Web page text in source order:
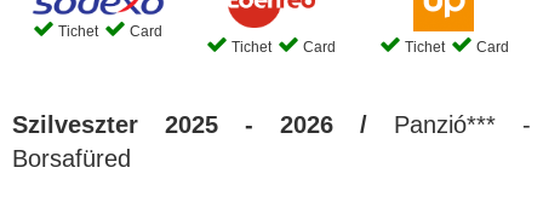
Tichet
Card
Tichet
Card Tichet Card
Szilveszter 2025 - 2026 / Panzió*** -
Borsafüred